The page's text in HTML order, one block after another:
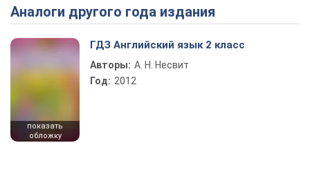
Play Video
Аналоги другого года издания
показать
обложку
ГДЗ Английский язык 2 класс
Авторы: А. Н. Несвит
Год: 2012